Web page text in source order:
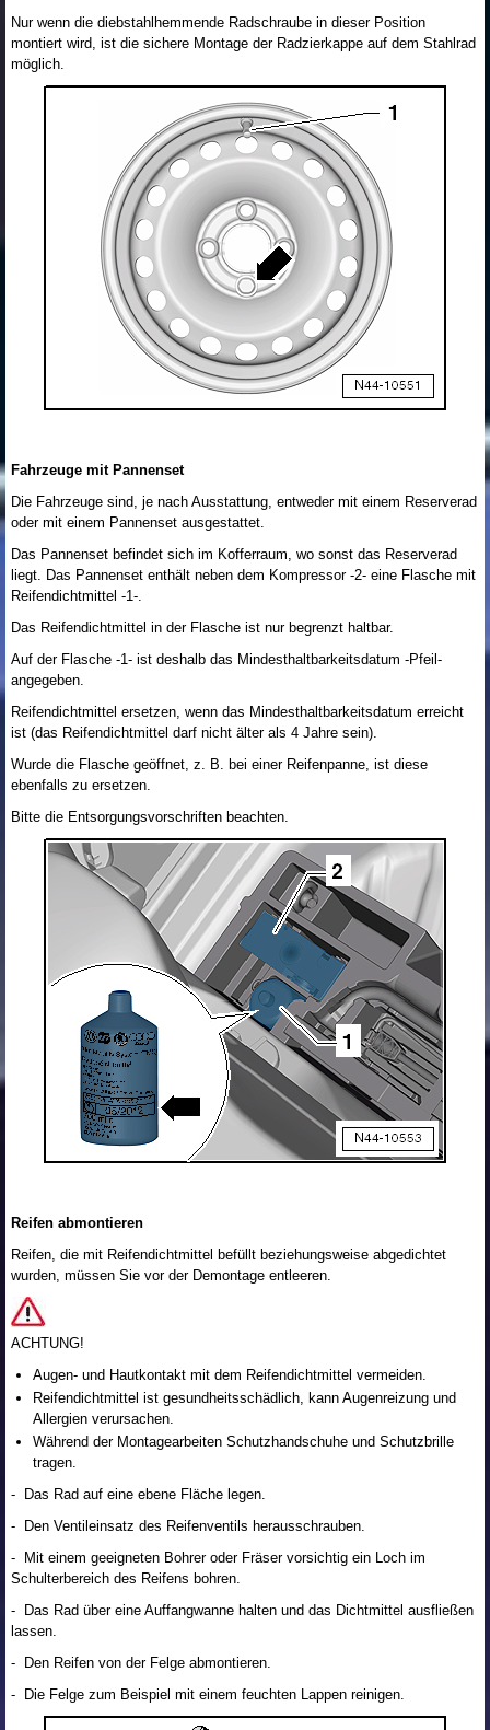
Nur wenn die diebstahlhemmende Radschraube in dieser Position
montiert wird, ist die sichere Montage der Radzierkappe auf dem Stahlrad
möglich.
Fahrzeuge mit Pannenset
Die Fahrzeuge sind, je nach Ausstattung, entweder mit einem Reserverad
oder mit einem Pannenset ausgestattet.
Das Pannenset befindet sich im Kofferraum, wo sonst das Reserverad
liegt. Das Pannenset enthält neben dem Kompressor -2- eine Flasche mit
Reifendichtmittel -1-.
Das Reifendichtmittel in der Flasche ist nur begrenzt haltbar.
Auf der Flasche -1- ist deshalb das Mindesthaltbarkeitsdatum -Pfeil-
angegeben.
Reifendichtmittel ersetzen, wenn das Mindesthaltbarkeitsdatum erreicht
ist (das Reifendichtmittel darf nicht älter als 4 Jahre sein).
Wurde die Flasche geöffnet, z. B. bei einer Reifenpanne, ist diese
ebenfalls zu ersetzen.
Bitte die Entsorgungsvorschriften beachten.
Reifen abmontieren
Reifen, die mit Reifendichtmittel befüllt beziehungsweise abgedichtet
wurden, müssen Sie vor der Demontage entleeren.
ACHTUNG!
Augen- und Hautkontakt mit dem Reifendichtmittel vermeiden.
Reifendichtmittel ist gesundheitsschädlich, kann Augenreizung und
Allergien verursachen.
Während der Montagearbeiten Schutzhandschuhe und Schutzbrille
tragen.
- Das Rad auf eine ebene Fläche legen.
- Den Ventileinsatz des Reifenventils herausschrauben.
- Mit einem geeigneten Bohrer oder Fräser vorsichtig ein Loch im
Schulterbereich des Reifens bohren.
- Das Rad über eine Auffangwanne halten und das Dichtmittel ausfließen
lassen.
- Den Reifen von der Felge abmontieren.
- Die Felge zum Beispiel mit einem feuchten Lappen reinigen.